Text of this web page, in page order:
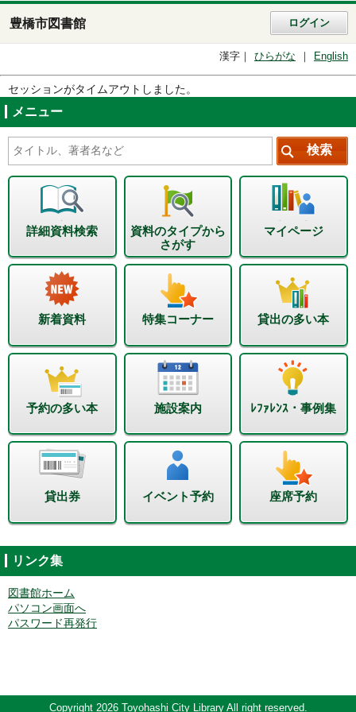
豊橋市図書館 ログイン
漢字 ひらがな English
セッションがタイムアウトしました。
メニュー
詳細資料検索
資料のタイプから
さがす
マイページ
新着資料 特集コーナー 貸出の多い本
予約の多い本 施設案内 ﾚﾌｧﾚﾝｽ・事例集
貸出券 イベント予約 座席予約
リンク集
図書館ホーム
パソコン画面へ
パスワード再発行
Copyright 2026 Toyohashi City Library All right reserved.